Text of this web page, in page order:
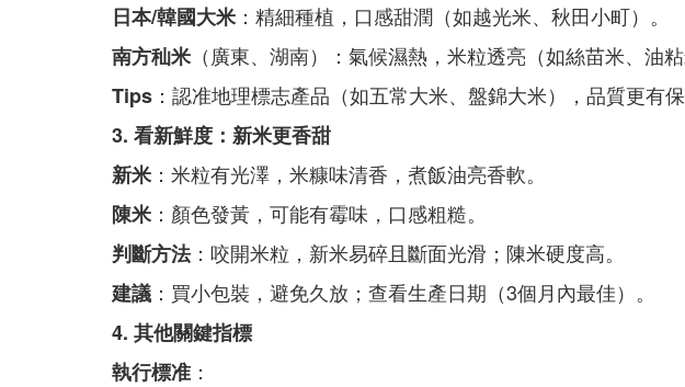
日本/韓國大米：精細種植，口感甜潤（如越光米、秋田小町）。
南方秈米（廣東、湖南）：氣候濕熱，米粒透亮（如絲苗米、油粘
Tips ：認准地理標志產品（如五常大米、盤錦大米），品質更有保
3. 看新鮮度：新米更香甜
新米：米粒有光澤，米糠味清香，煮飯油亮香軟。
陳米：顏色發黃，可能有霉味，口感粗糙。
判斷方法：咬開米粒，新米易碎且斷面光滑；陳米硬度高。
建議 ：買小包裝，避免久放；查看生產日期（3個月內最佳）。
4. 其他關鍵指標
執行標准 ：